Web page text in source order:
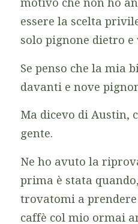
motivo che non ho
essere la scelta
solo pignone dietro e
Se penso che la mia
davanti e nove
Ma dicevo di Austin,
gente.
Ne ho avuto la
prima è stata
trovatomi a
caffè col mio ormai